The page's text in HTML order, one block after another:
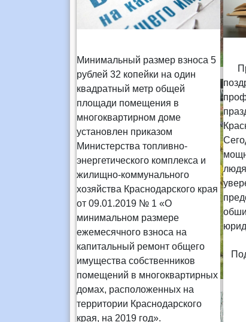
Минимальный размер взноса 5
рублей 32 копейки на один
квадратный метр общей
площади помещения в
многоквартирном доме
установлен приказом
Министерства топливно-
энергетического комплекса и
жилищно-коммунального
хозяйства Краснодарского края
от 09.01.2019 № 1 «О
минимальном размере
ежемесячного взноса на
капитальный ремонт общего
имущества собственников
помещений в многоквартирных
домах, расположенных на
территории Краснодарского
края, на 2019 год».